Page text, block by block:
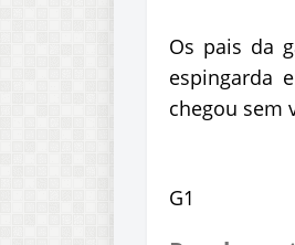
Os pais da
espingarda
chegou sem
G1